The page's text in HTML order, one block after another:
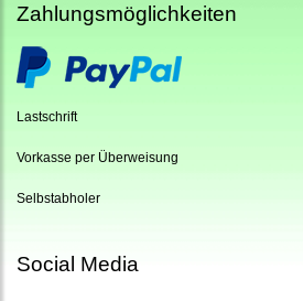
Zahlungsmöglichkeiten
Lastschrift
Vorkasse per Überweisung
Selbstabholer
Social Media